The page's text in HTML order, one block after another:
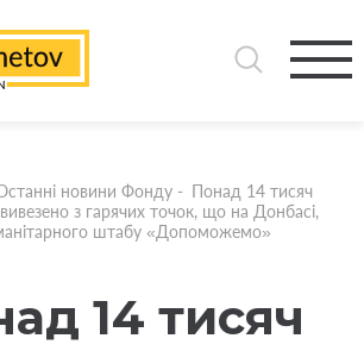
новини Фонду - Понад 14 тисяч
з гарячих точок, що на Донбасі,
штабу «Допоможемо»
14 тисяч